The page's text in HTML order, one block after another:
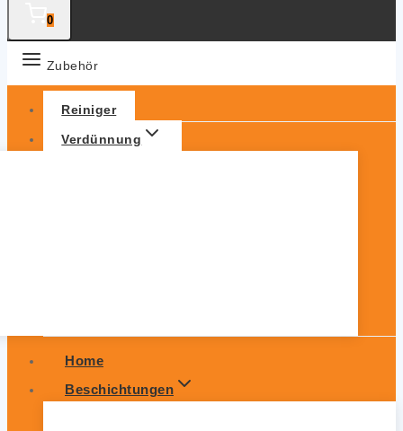
0
Zubehör
Reiniger
Verdünnung
Home
Beschichtungen